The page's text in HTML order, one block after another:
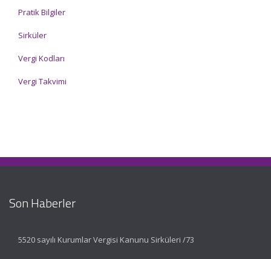
Pratik Bilgiler
Sirküler
Vergi Kodları
Vergi Takvimi
Son Haberler
5520 sayılı Kurumlar Vergisi Kanunu Sirküleri /73